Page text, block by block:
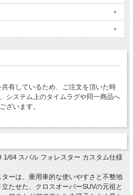
有しているため、ご注文を頂いた時
システム上のタイムラグや同一商品へ
ざいます。
64 スバル フォレスター カスタム仕様
ーは、乗用車的な使いやすさと不整地
たせた、クロスオーバーSUVの元祖と